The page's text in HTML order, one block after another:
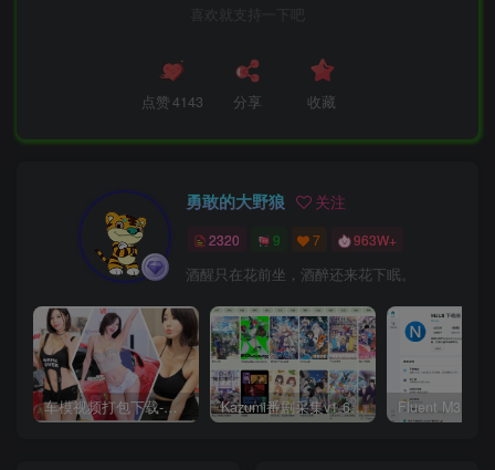
喜欢就支持一下吧
点赞4143 分享 收藏
勇敢的大野狼 关注
2320 9 7 963W+
酒醒只在花前坐，酒醉还来花下眠。
车模视频打包下载-高清无水印版 Kazumi番剧采集v1.6.9：支持自定义规则+在线观看+弹幕，跨平台下载